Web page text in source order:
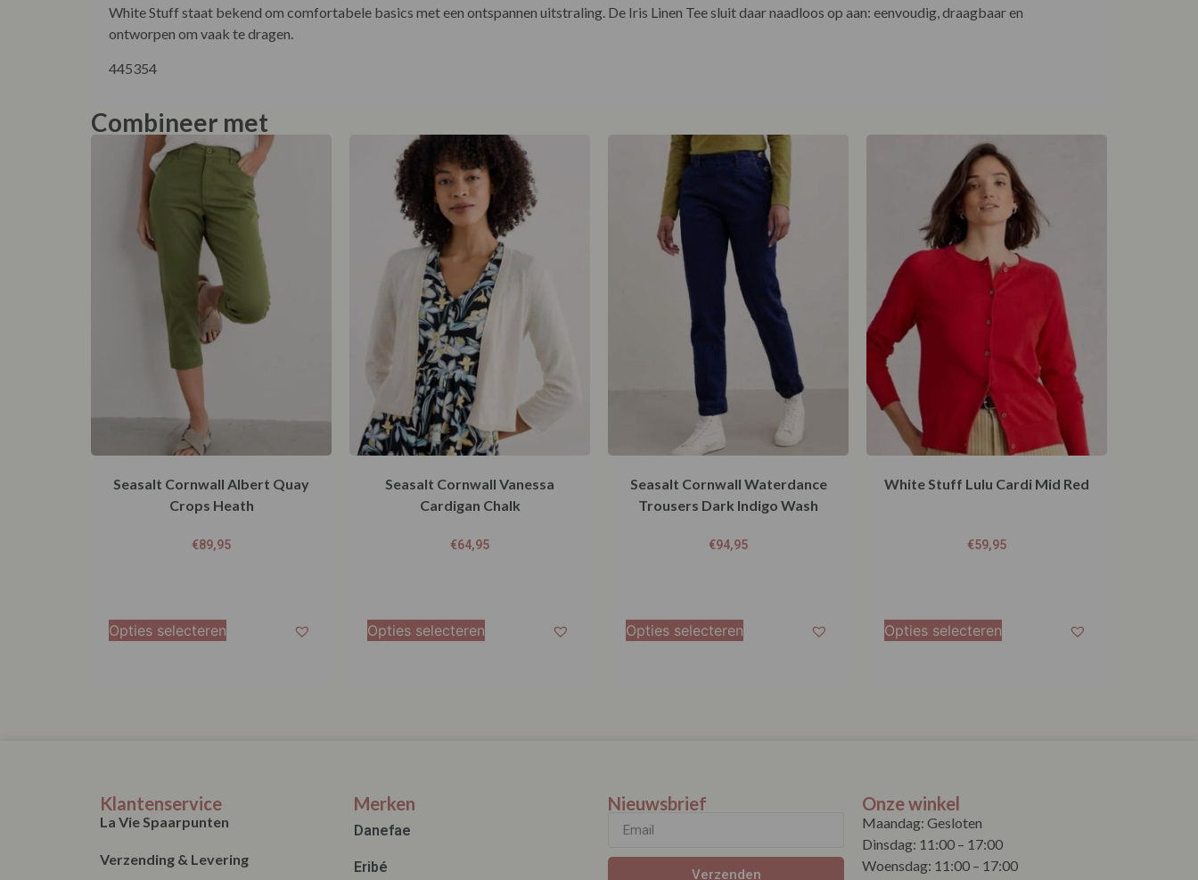
White Stuff staat bekend om comfortabele basics met een ontspannen uitstraling. De Iris Linen Tee sluit daar naadloos op aan: eenvoudig, draagbaar en
ontworpen om vaak te dragen.
445354
Combineer met
Seasalt Cornwall Albert Quay
Crops Heath
€89,95
Opties selecteren
Seasalt Cornwall Vanessa
Cardigan Chalk
€64,95
Opties selecteren
Seasalt Cornwall Waterdance
Trousers Dark Indigo Wash
€94,95
Opties selecteren
White Stuff Lulu Cardi Mid Red
€59,95
Opties selecteren
Klantenservice
La Vie Spaarpunten
Verzending & Levering
Merken
Danefae
Eribé
Nieuwsbrief
Verzenden
Onze winkel
Maandag: Gesloten
Dinsdag: 11:00 – 17:00
Woensdag: 11:00 – 17:00